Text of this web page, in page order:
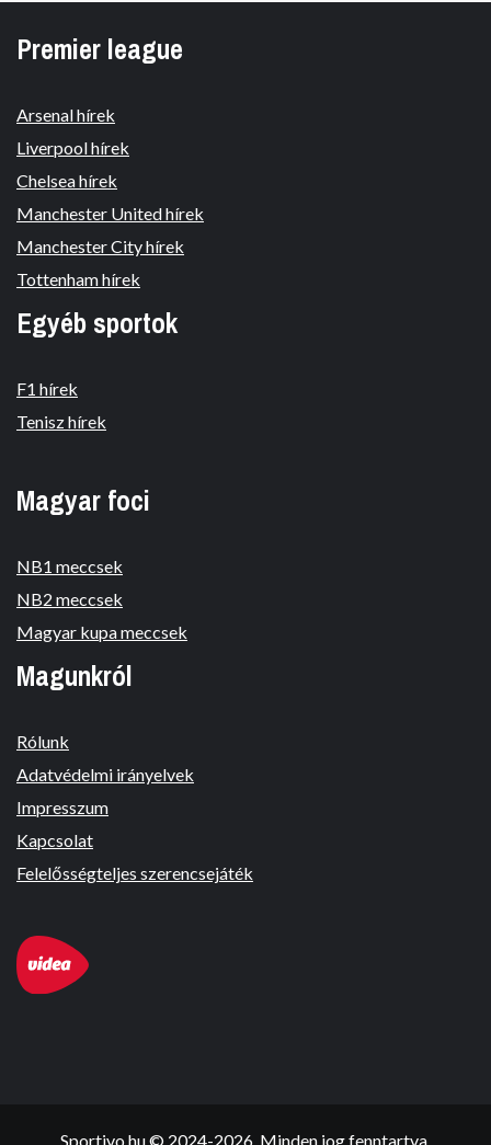
Premier league
Arsenal hírek
Liverpool hírek
Chelsea hírek
Manchester United hírek
Manchester City hírek
Tottenham hírek
Egyéb sportok
F1 hírek
Tenisz hírek
Magyar foci
NB1 meccsek
NB2 meccsek
Magyar kupa meccsek
Magunkról
Rólunk
Adatvédelmi irányelvek
Impresszum
Kapcsolat
Felelősségteljes szerencsejáték
Sportivo.hu © 2024-2026. Minden jog fenntartva.